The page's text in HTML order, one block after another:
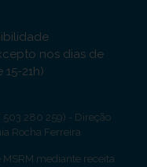
nos dias de
21h)
503 280 259) - Direção
Rocha Ferreira
mediante receita